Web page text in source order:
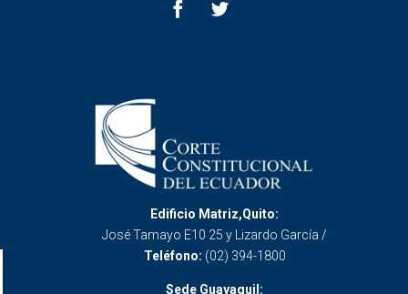
Edificio Matriz,Quito:
José Tamayo E10 25 y Lizardo García /
Teléfono: (02) 394-1800
Sede Guayaquil: